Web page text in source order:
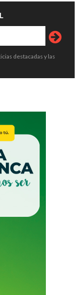
destacadas y las